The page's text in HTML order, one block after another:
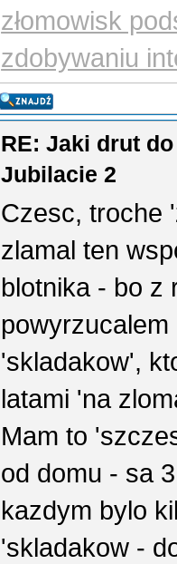
złomowisk
zdobywaniu
RE: Jaki drut
Jubilacie 2
Czesc, troche
zlamal ten
blotnika - bo z
'skladakow',
latami 'na
Mam to
od domu - sa
kazdym bylo
'skladakow -